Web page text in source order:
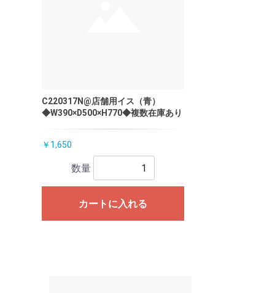
C220317N@店舗用イス（青）
◆W390×D500×H770◆複数在庫あり
￥1,650
数量
カートに入れる